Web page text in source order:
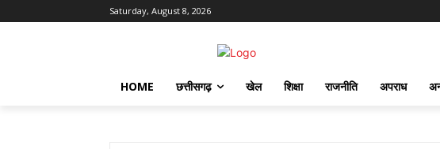
Saturday, August 8, 2026
HOME छत्तीसगढ़ खेल शिक्षा राजनीति अपराध